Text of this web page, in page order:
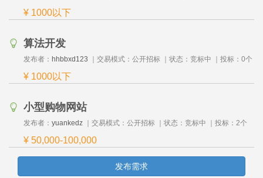
¥ 1000以下
算法开发
发布者： hhbbxd123 ｜交易模式： 公开招标 ｜状态： 竞标中 ｜投标： 0个
¥ 1000以下
小型购物网站
发布者： yuankedz ｜交易模式： 公开招标 ｜状态： 竞标中 ｜投标： 2个
¥ 50,000-100,000
发布需求